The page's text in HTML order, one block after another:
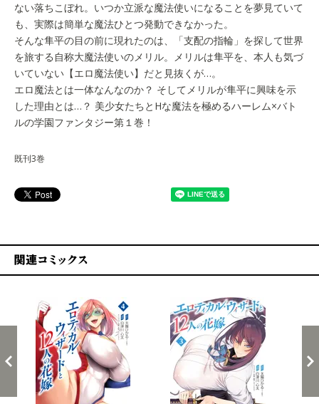
ない落ちこぼれ。いつか立派な魔法使いになることを夢見ていて
も、実際は簡単な魔法ひとつ発動できなかった。
そんな隼平の目の前に現れたのは、「支配の指輪」を探して世界
を旅する自称大魔法使いのメリル。メリルは隼平を、本人も気づ
いていない【エロ魔法使い】だと見抜くが…。
エロ魔法とは一体なんなのか？ そしてメリルが隼平に興味を示
した理由とは…？ 美少女たちとHな魔法を極めるハーレム×バト
ルの学園ファンタジー第１巻！
既刊3巻